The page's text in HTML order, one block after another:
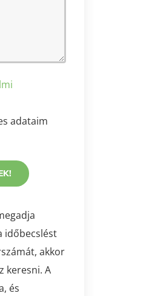
adataim
időbecslést
akkor
keresni. A
és